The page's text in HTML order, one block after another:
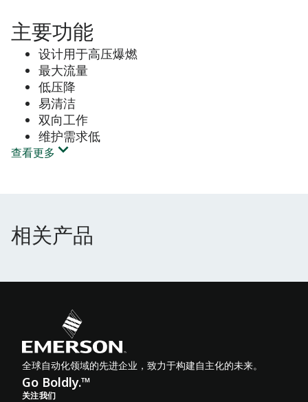
主要功能
设计用于高压爆燃
最大流量
低压降
易清洁
双向工作
维护需求低
查看更多
相关产品
相关产品
全球自动化领域的先进企业，致力于构建自主化的未来。
Go Boldly.™
关注我们